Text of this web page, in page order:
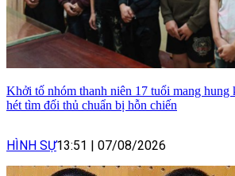
Khởi tố nhóm thanh niên 17 tuổi mang hung
hét tìm đối thủ chuẩn bị hỗn chiến
HÌNH SỰ13:51 | 07/08/2026